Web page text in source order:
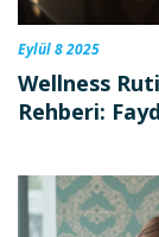
Eylül 8 2025
Wellness
Rehberi: